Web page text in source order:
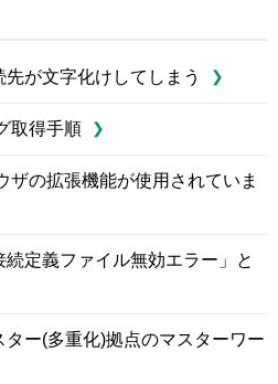
先が文字化けしてしまう
取得手順
ザの拡張機能が使用されていま
続定義ファイル無効エラー」と
ター(多重化)拠点のマスターワー